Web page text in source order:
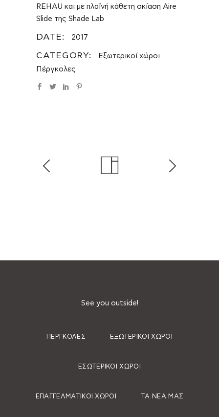
REHAU και με πλαϊνή κάθετη σκίαση Aire
Slide της Shade Lab
DATE: 2017
CATEGORY:
Εξωτερικοί χώροι
Πέργκολες
See you outside!
ΠΈΡΓΚΟΛΕΣ ΕΞΩΤΕΡΙΚΟΊ ΧΏΡΟΙ
ΕΣΩΤΕΡΙΚΟΊ ΧΏΡΟΙ
ΕΠΑΓΓΕΛΜΑΤΙΚΟΊ ΧΏΡΟΙ ΤΑ ΝΈΑ ΜΑΣ